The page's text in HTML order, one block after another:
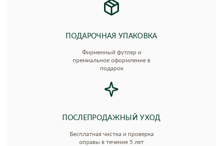
ПОДАРОЧНАЯ УПАКОВКА
Фирменный футляр и
премиальное оформление в
подарок
ПОСЛЕПРОДАЖНЫЙ УХОД
Бесплатная чистка и проверка
оправы в течение 5 лет